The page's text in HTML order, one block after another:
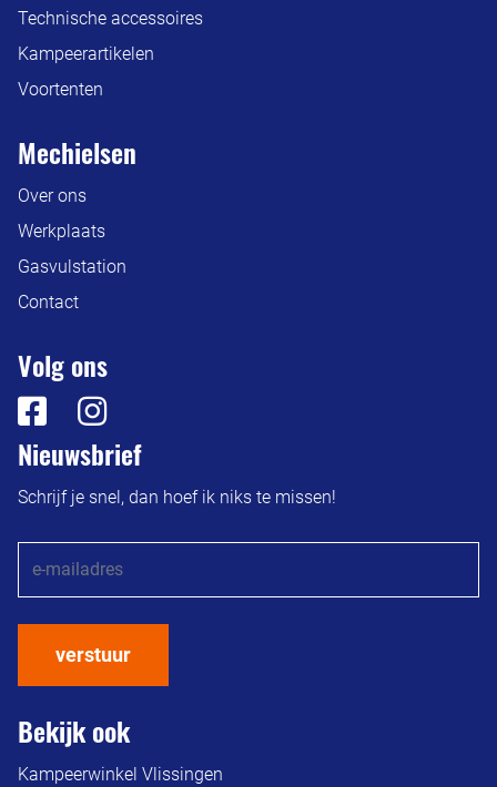
Technische accessoires
Kampeerartikelen
Voortenten
Mechielsen
Over ons
Werkplaats
Gasvulstation
Contact
Volg ons
Nieuwsbrief
Schrijf je snel, dan hoef ik niks te missen!
verstuur
Bekijk ook
Kampeerwinkel Vlissingen